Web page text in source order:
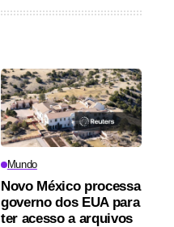
Mundo
Novo México processa
governo dos EUA para
ter acesso a arquivos